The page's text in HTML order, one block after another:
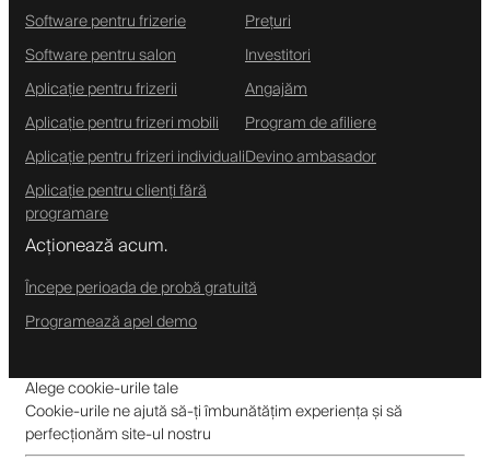
Software pentru frizerie
Software pentru salon
Aplicație pentru frizerii
Aplicație pentru frizeri mobili
Aplicație pentru frizeri individuali
Aplicație pentru clienți fără
programare
Prețuri
Investitori
Angajăm
Program de afiliere
Devino ambasador
Acționează acum.
Începe perioada de probă gratuită
Programează apel demo
Alege cookie-urile tale
Cookie-urile ne ajută să-ți îmbunătățim experiența și să
perfecționăm site-ul nostru